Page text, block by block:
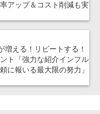
アップ＆コスト削減も実
増える！リピートする！
ト「強力な紹介インフル
に報いる最大限の努力」